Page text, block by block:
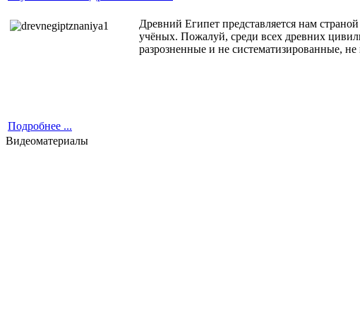
Древний Египет представляется нам
учёных. Пожалуй, среди всех древних
разрозненные и не систематизированные,
Подробнее ...
Видеоматериалы